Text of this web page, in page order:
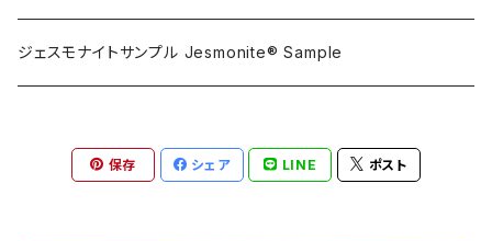
攪拌ブレード Mixing blade
刷毛 Brush
ジェスモナイトサンプル Jesmonite® Sample
保存 シェア LINE ポスト